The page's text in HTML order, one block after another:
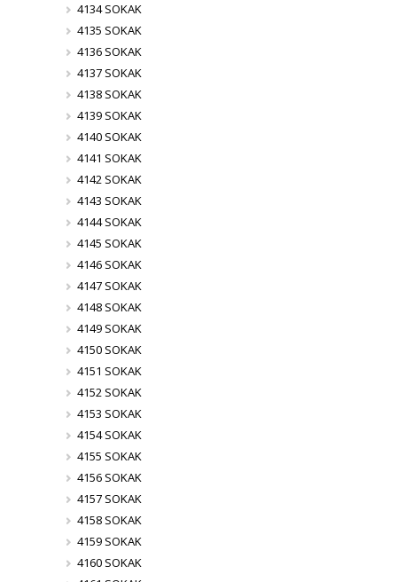
4134 SOKAK
4135 SOKAK
4136 SOKAK
4137 SOKAK
4138 SOKAK
4139 SOKAK
4140 SOKAK
4141 SOKAK
4142 SOKAK
4143 SOKAK
4144 SOKAK
4145 SOKAK
4146 SOKAK
4147 SOKAK
4148 SOKAK
4149 SOKAK
4150 SOKAK
4151 SOKAK
4152 SOKAK
4153 SOKAK
4154 SOKAK
4155 SOKAK
4156 SOKAK
4157 SOKAK
4158 SOKAK
4159 SOKAK
4160 SOKAK